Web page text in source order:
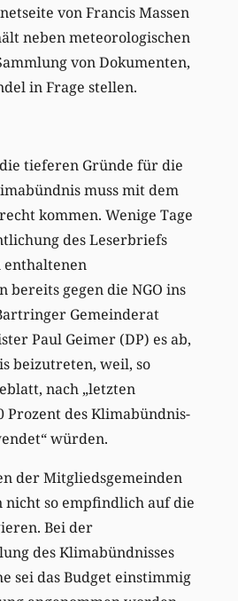
von Francis Massen
neben meteorologischen
von Dokumenten,
in Frage stellen.
tieferen Gründe für die
muss mit dem
kommen. Wenige Tage
des Leserbriefs
bereits gegen die NGO ins
Gemeinderat
Paul Geimer (DP) es ab,
beizutreten, weil, so
nach „letzten
Prozent des Klimabündnis-
würden.
der Mitgliedsgemeinden
nicht so empfindlich auf die
Bei der
des Klimabündnisses
sei das Budget einstimmig